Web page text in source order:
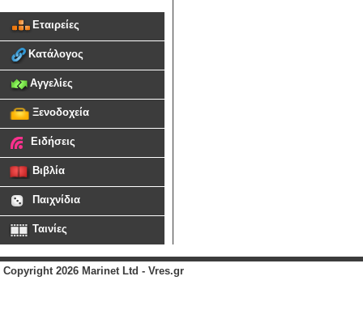
Εταιρείες
Κατάλογος
Αγγελίες
Ξενοδοχεία
Ειδήσεις
Βιβλία
Παιχνίδια
Ταινίες
Copyright 2026 Marinet Ltd - Vres.gr